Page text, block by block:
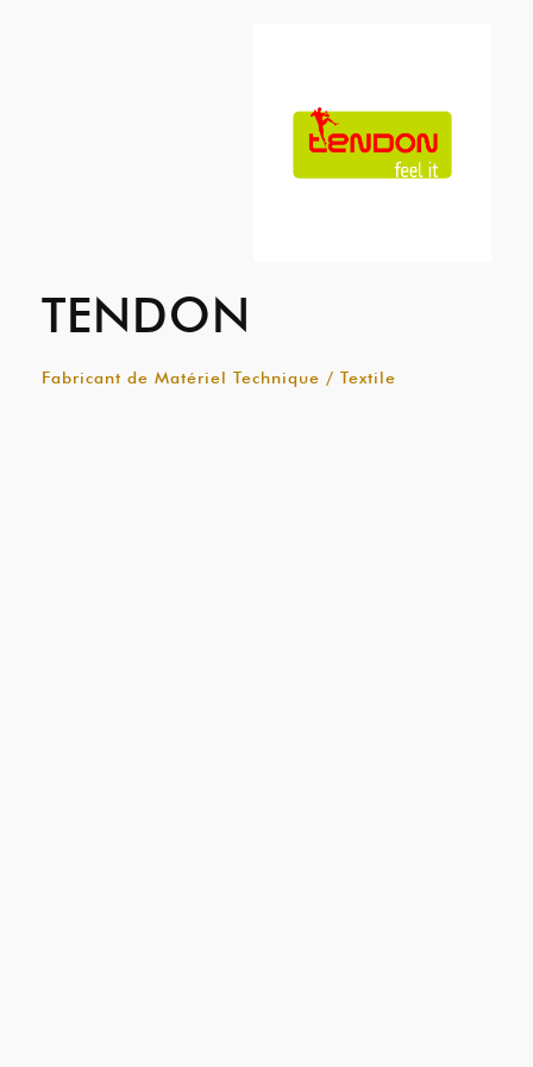
TENDON
Fabricant de Matériel Technique / Textile